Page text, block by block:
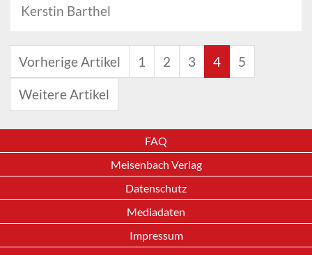
Kerstin Barthel
Vorherige Artikel 1 2 3 4 5
Weitere Artikel
FAQ
Meisenbach Verlag
Datenschutz
Mediadaten
Impressum